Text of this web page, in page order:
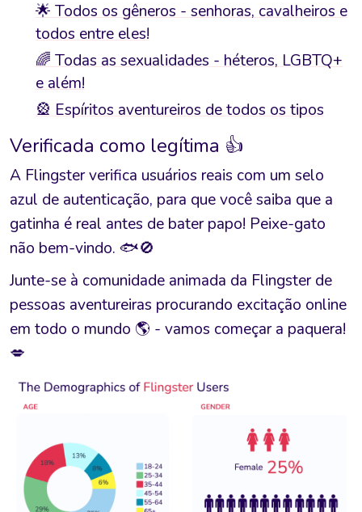
🌟 Todos os gêneros - senhoras, cavalheiros e
todos entre eles!
🌈 Todas as sexualidades - héteros, LGBTQ+
e além!
🎡 Espíritos aventureiros de todos os tipos
Verificada como legítima 👍
A Flingster verifica usuários reais com um selo
azul de autenticação, para que você saiba que a
gatinha é real antes de bater papo! Peixe-gato
não bem-vindo. 🐟🚫
Junte-se à comunidade animada da Flingster de
pessoas aventureiras procurando excitação online
em todo o mundo 🌎 - vamos começar a paquera!
💋